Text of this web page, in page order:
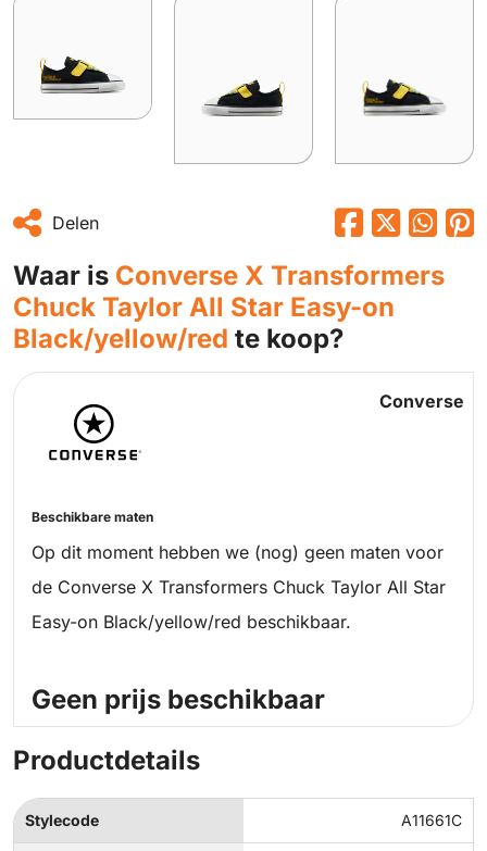
Delen
Waar is Converse X Transformers
Chuck Taylor All Star Easy-on
Black/yellow/red te koop?
Converse
Beschikbare maten
Op dit moment hebben we (nog) geen maten voor
de Converse X Transformers Chuck Taylor All Star
Easy-on Black/yellow/red beschikbaar.
Geen prijs beschikbaar
Productdetails
Stylecode A11661C